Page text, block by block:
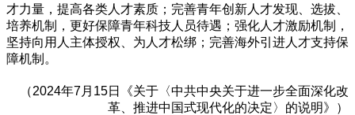
才力量，提高各类人才素质；完善青年创新人才发现、选拔、
培养机制，更好保障青年科技人员待遇；强化人才激励机制，
坚持向用人主体授权、为人才松绑；完善海外引进人才支持保
障机制。
（2024年7月15日《关于〈中共中央关于进一步全面深化改
革、推进中国式现代化的决定〉的说明》）